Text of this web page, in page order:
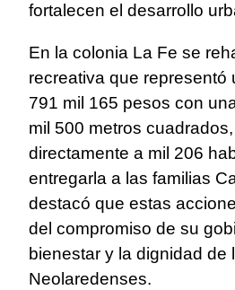
fortalecen el desarrollo
En la colonia La Fe se
recreativa que representó
791 mil 165 pesos con
mil 500 metros
directamente a mil 206
entregarla a las familias
destacó que estas
del compromiso de su
bienestar y la dignidad de
Neolaredenses.